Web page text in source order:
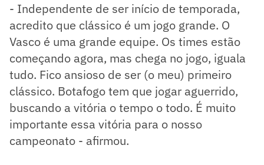
- Independente de ser início de temporada,
acredito que clássico é um jogo grande. O
Vasco é uma grande equipe. Os times estão
começando agora, mas chega no jogo, iguala
tudo. Fico ansioso de ser (o meu) primeiro
clássico. Botafogo tem que jogar aguerrido,
buscando a vitória o tempo o todo. É muito
importante essa vitória para o nosso
campeonato - afirmou.